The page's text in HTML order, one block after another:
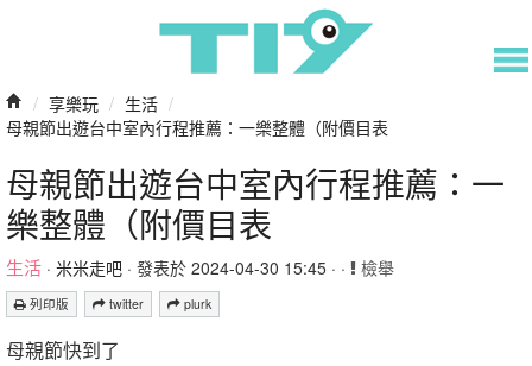
/ 享樂玩 / 生活 /
母親節出遊台中室內行程推薦：一樂整體（附價目表
母親節出遊台中室內行程推薦：一
樂整體（附價目表
生活 · 米米走吧 · 發表於 2024-04-30 15:45 · · 檢舉
列印版 twitter plurk
母親節快到了